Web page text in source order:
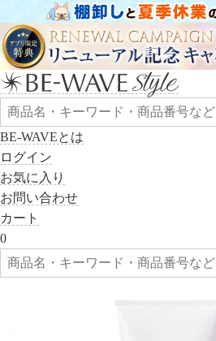
BE-WAVEとは
ログイン
お気に入り
お問い合わせ
カート
0